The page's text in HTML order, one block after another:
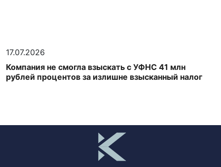
17.07.2026
Компания не смогла взыскать с УФНС 41 млн
рублей процентов за излишне взысканный налог